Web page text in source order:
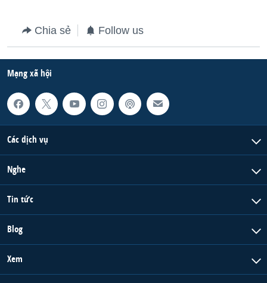
Chia sẻ Follow us
Mạng xã hội
Các dịch vụ
Nghe
Tin tức
Blog
Xem